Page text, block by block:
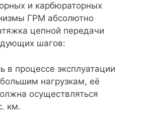
и карбюраторных
ГРМ абсолютно
цепной передачи
шагов:
в процессе эксплуатации
нагрузкам, её
осуществляться
км.